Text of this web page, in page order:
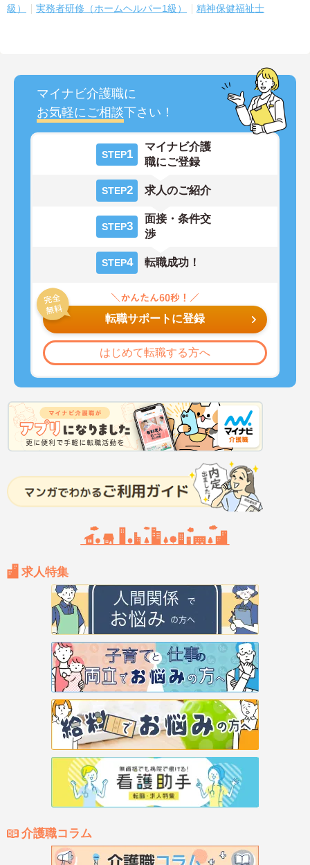
級）
実務者研修（ホームヘルパー1級） 精神保健福祉士
マイナビ介護職に
お気軽にご相談下さい！
STEP1
マイナビ介護
職にご登録
STEP2 求人のご紹介
STEP3
面接・条件交
渉
STEP4 転職成功！
転職サポートに登録
はじめて転職する方へ
求人特集
介護職コラム